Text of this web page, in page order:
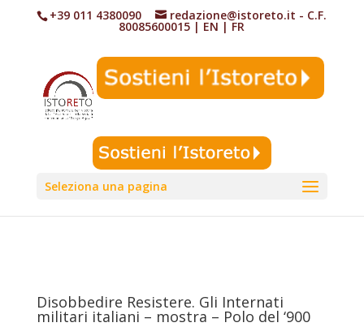
+39 011 4380090 redazione@istoreto.it - C.F.
80085600015 | EN |FR
Seleziona una pagina
Disobbedire Resistere. Gli Internati
militari italiani – mostra – Polo del ‘900